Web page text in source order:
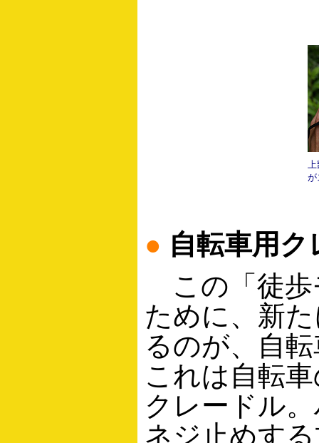
上
が
● 自転車用
この「徒歩
ために、新
るのが、自
これは自転
クレードル
ネジ止めす